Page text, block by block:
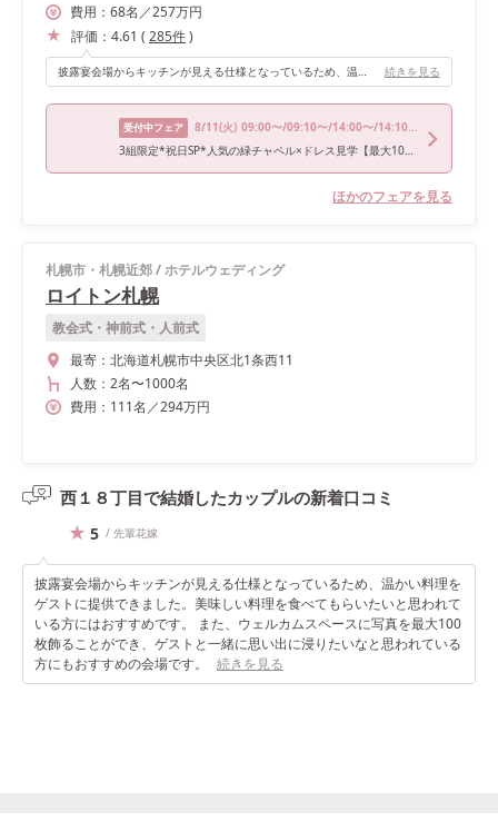
費用： 68名 ／257万円
評価： 4.61 ( 285件)
披露宴会場からキッチンが見える仕様となっているため、温かい料理をゲストに提供できました。美味しい料理を食べてもらいたいと思われている方にはおすすめです。 また、ウェルカムスペースに写真を最大100枚飾ることができ、ゲストと一緒に思い出に浸りたいなと思われている方にもおすすめの会場です。 続きを見る
受付中フェア 8/11(火) 09:00〜/09:10〜/14:00〜/14:10〜
3組限定*祝日SP*人気の緑チャペル×ドレス見学【最大100万特典】
ほかのフェアを見る
札幌市・札幌近郊/ホテルウェディング
ロイトン札幌
教会式・神前式・人前式
最寄： 北海道札幌市中央区北1条西11
人数： 2名〜1000名
費用： 111名 ／294万円
西１８丁目で結婚したカップルの新着口コミ
5 / 先輩花嫁
披露宴会場からキッチンが見える仕様となっているため、温かい料理を
ゲストに提供できました。美味しい料理を食べてもらいたいと思われて
いる方にはおすすめです。 また、ウェルカムスペースに写真を最大100
枚飾ることができ、ゲストと一緒に思い出に浸りたいなと思われている
方にもおすすめの会場です。
続きを見る